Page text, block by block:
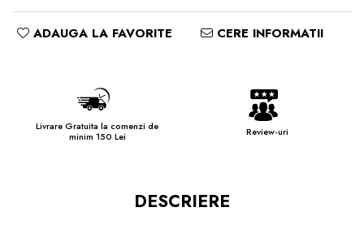
ADAUGA LA FAVORITE CERE INFORMATII
Livrare Gratuita la comenzi de
minim 150 Lei
Review-uri
DESCRIERE